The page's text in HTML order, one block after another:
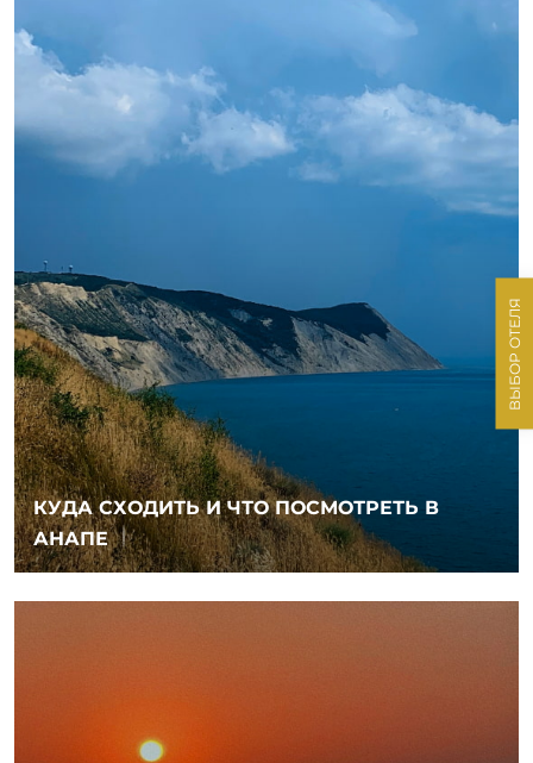
КУДА СХОДИТЬ И ЧТО ПОСМОТРЕТЬ В
АНАПЕ
ПОДРОБНЕЕ
ВЫБОР ОТЕЛЯ